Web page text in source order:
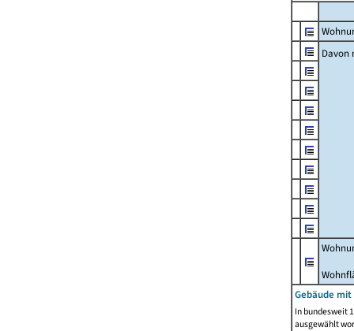
Davon
Gebäude
In bundesweit
ausgewählt